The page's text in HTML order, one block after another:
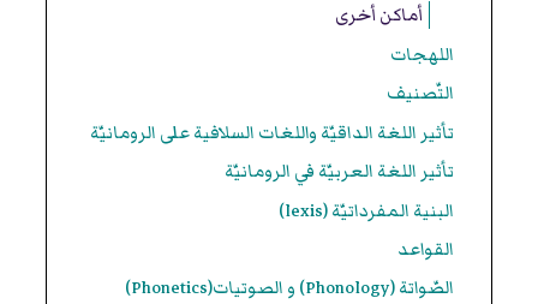
أماكن أخرى
اللهجات
التّصنيف
تأثير اللغة الداقيّة واللغات السلافية على الرومانيّة
تأثير اللغة العربيّة في الرومانيّة
البنية المفرداتيّة (lexis)
القواعد
الصّواتة (Phonology) و الصوتيات(Phonetics)